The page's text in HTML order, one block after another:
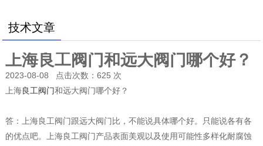
技术文章
上海良工阀门和远大阀门哪个好？
2023-08-08 点击次数：625 次
上海良工阀门和远大阀门哪个好？
答：上海良工阀门跟远大阀门比，不能说具体哪个好。只能说各有各
的优点吧。上海良工阀门产品表面美观以及使用可能性多样化耐腐蚀